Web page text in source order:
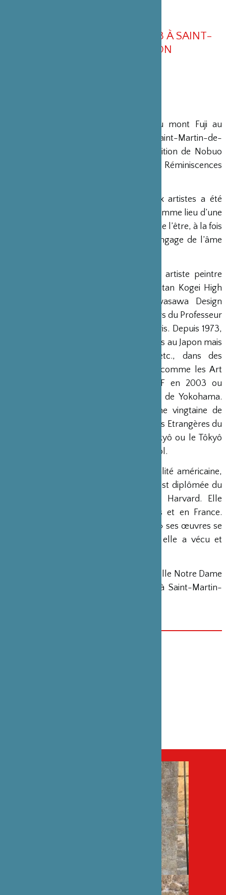
DU 15 AU 30 SEPTEMBRE 2023 À SAINT-
MARTIN DE CASTILLON
Dans le cadre de l’événement « Du mont Fuji au
Luberon » organisé par la ville de Saint-Martin-de-
Castillon, la fondation soutien l’exposition de Nobuo
Hashiba et de Gisèle Maya « Origine - Réminiscences
Le thème de l’origine, cher aux deux artistes a été
choisi car tout deux le revendiquent comme lieu d’une
quête spirituelle vers les profondeurs de l’être, à la fois
source de création et creuset d’un langage de l’âme
Nobuo Hashiba, né en 1950, est un artiste peintre
japonais, diplômé du Tôkyô Metropolitan Kogei High
School et ancien étudiant du Kuwasawa Design
Institute. En 1978 et 1979, il suit les cours du Professeur
Yankel à l’Ecole des Beaux-Arts de Paris. Depuis 1973,
il expose très régulièrement ses œuvres au Japon mais
également à New-York, Shangaï etc., dans des
galeries et des Foires internationales comme les Art
Fair de Tôkyô ou Shangaï, la NICAF en 2003 ou
l’International Contemporary Art Fair de Yokohama.
Ses œuvres sont présentes dans une vingtaine de
collections dont le Ministère des Affaires Etrangères du
Japon, le Musée de l’Imprimerie à Tôkyô ou le Tôkyô
Metropolitan Industrial-Art High School.
Giselle Maya, née en 1940, de nationalité américaine,
vit dans le Lubéron depuis 1993. Elle est diplômée du
Carpenter Center de l’université de Harvard. Elle
expose régulièrement aux Etats-Unis et en France.
Spécialisée dans le « collage-painting » ses œuvres se
réfèrent souvent au Japon, pays où elle a vécu et
Chapelle des Pénitents Blancs et chapelle Notre Dame
d’Espérance (dite Galerie éphémère) à Saint-Martin-